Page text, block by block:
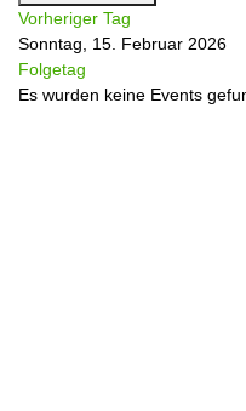
Vorheriger Tag
Sonntag, 15. Februar 2026
Folgetag
Es wurden keine Events